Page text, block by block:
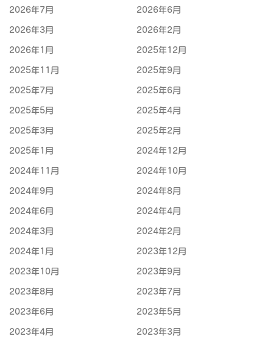
2026年7月 2026年6月
2026年3月 2026年2月
2026年1月 2025年12月
2025年11月 2025年9月
2025年7月 2025年6月
2025年5月 2025年4月
2025年3月 2025年2月
2025年1月 2024年12月
2024年11月 2024年10月
2024年9月 2024年8月
2024年6月 2024年4月
2024年3月 2024年2月
2024年1月 2023年12月
2023年10月 2023年9月
2023年8月 2023年7月
2023年6月 2023年5月
2023年4月 2023年3月